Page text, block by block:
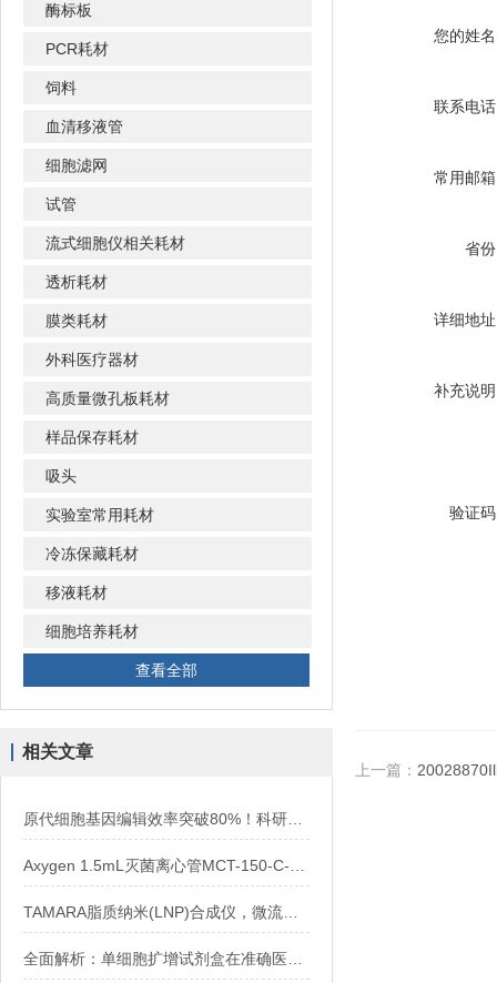
酶标板
PCR耗材
饲料
血清移液管
细胞滤网
试管
流式细胞仪相关耗材
透析耗材
膜类耗材
外科医疗器材
高质量微孔板耗材
样品保存耗材
吸头
实验室常用耗材
冷冻保藏耗材
移液耗材
细胞培养耗材
查看全部
相关文章
您的姓
联系电
常用邮
省
详细地
补充说
验证
上一篇：